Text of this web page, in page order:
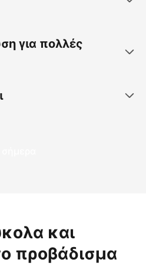
για πολλές
και
προβάδισμα